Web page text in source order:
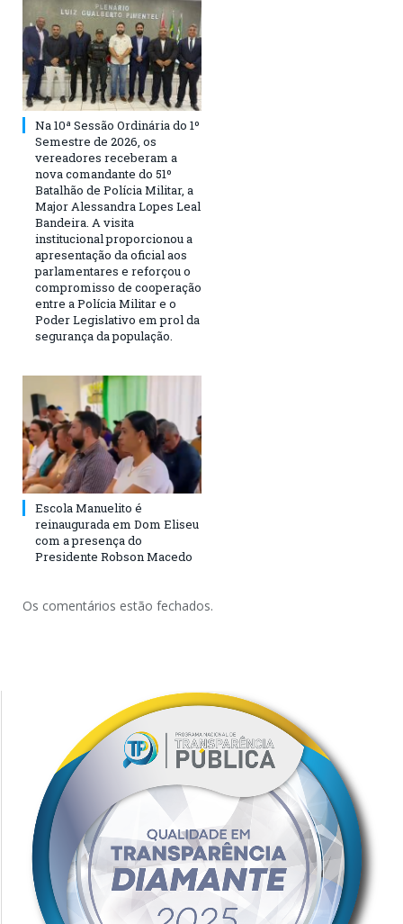
Na 10ª Sessão Ordinária do 1º
Semestre de 2026, os
vereadores receberam a
nova comandante do 51º
Batalhão de Polícia Militar, a
Major Alessandra Lopes Leal
Bandeira. A visita
institucional proporcionou a
apresentação da oficial aos
parlamentares e reforçou o
compromisso de cooperação
entre a Polícia Militar e o
Poder Legislativo em prol da
segurança da população.
Escola Manuelito é
reinaugurada em Dom Eliseu
com a presença do
Presidente Robson Macedo
Os comentários estão fechados.